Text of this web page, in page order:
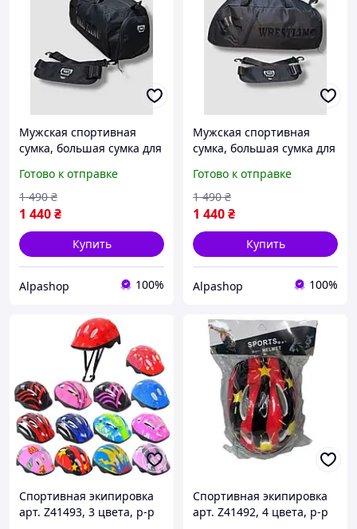
Мужская спортивная
сумка, большая сумка для
на 60 литров, сумка для
эдиноборств, сумка
рюкзак
Готово к отправке
1 440₴
1 490 ₴
Купить
Alpashop 100%
Мужская спортивная
сумка, большая сумка для
на 60 литров, сумка для
эдиноборств, сумка
рюкзак
Готово к отправке
1 440₴
1 490 ₴
Купить
Alpashop 100%
Спортивная экипировка
арт. Z41493, 3 цвета, р-р
Спортивная экипировка
арт. Z41492, 4 цвета, р-р